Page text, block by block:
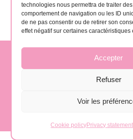
technologies nous permettra de traiter
comportement de navigation ou les ID
de ne pas consentir ou de retirer son
effet négatif sur certaines caractéristiques
Accepter
Refuser
Voir les
Cookie policyPrivacy statement
contact@gomera-vida.es
La Gomera, Spain